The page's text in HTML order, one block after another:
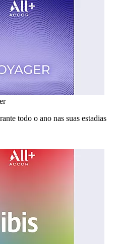
todo o ano nas suas estadias